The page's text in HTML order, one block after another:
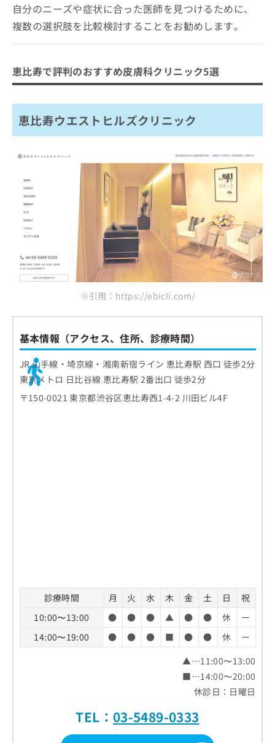
自分のニーズや症状に合った医師を見つけるために、
複数の選択肢を比較検討することをお勧めします。
恵比寿で評判のおすすめ皮膚科クリニック5選
恵比寿ウエストヒルズクリニック
※引用：https://ebicli.com/
基本情報（アクセス、住所、診療時間）
JR 山手線・埼京線・湘南新宿ライン 恵比寿駅 西口 徒歩2分
東京メトロ 日比谷線 恵比寿駅 2番出口 徒歩2分
〒150-0021 東京都渋谷区恵比寿西1-4-2 川田ビル4F
診療時間 月 火 水 木 金 土 日
祝
10:00〜13:00
● ● ● ▲ ● ● 休
ー
14:00〜19:00
● ● ● ■ ● ● 休
ー
▲…11:00〜13:00
■…14:00〜20:00
休診日：日曜日
TEL： 03-5489-0333